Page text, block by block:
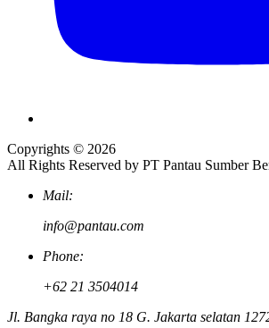
Copyrights © 2026
All Rights Reserved by PT Pantau Sumber
Mail:
info@pantau.com
Phone:
+62 21 3504014
Jl. Bangka raya no 18 G. Jakarta selatan